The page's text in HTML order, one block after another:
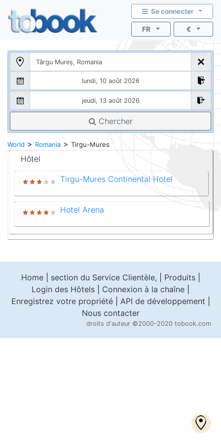
Se connecter
FR €
Chercher
World > Romania > Tirgu-Mures
Hôtel
Tirgu-Mures Continental Hotel
Hotel Arena
Home| section du Service Clientèle, Produits|
Login des Hôtels
Connexion à la chaîne
Enregistrez votre propriété| API de développement
Nous contacter
droits d'auteur ©2000-2020 tobook.com